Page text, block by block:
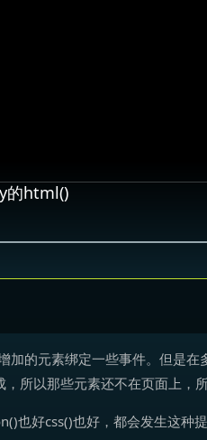
的html()
的元素绑定一些事件。但是
所以那些元素还不在页面上，
好css()也好，都会发生这种提